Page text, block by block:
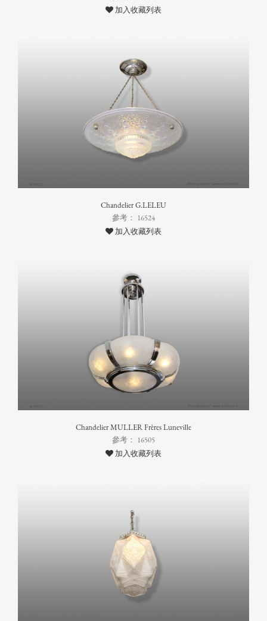
加入收藏列表
Chandelier G.LELEU
參考： 16524
加入收藏列表
Chandelier MULLER Frères Luneville
參考： 16505
加入收藏列表